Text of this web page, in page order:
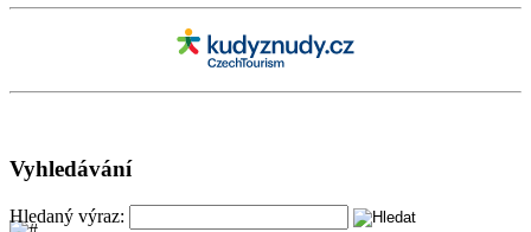
Vyhledávání
Hledaný výraz: